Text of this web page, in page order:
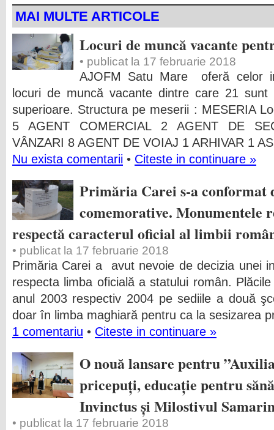
MAI MULTE ARTICOLE
Locuri de muncă vacante
• publicat la 17 februarie 2018
AJOFM Satu Mare oferă celor
locuri de muncă vacante dintre care 21 sunt
superioare. Structura pe meserii : MESERIA
5 AGENT COMERCIAL 2 AGENT DE
VÂNZARI 8 AGENT DE VOIAJ 1 ARHIVAR 1
Nu exista comentarii • Citeste in continuare »
Primăria Carei s-a
comemorative. Monumentele
respectă caracterul oficial al limbii
• publicat la 17 februarie 2018
Primăria Carei a avut nevoie de decizia unei
respecta limba oficială a statului român.
anul 2003 respectiv 2004 pe sediile a două
doar în limba maghiară pentru ca la sesizarea
1 comentariu • Citeste in continuare »
O nouă lansare pentru
pricepuți, educație pentru
Invinctus și Milostivul
• publicat la 17 februarie 2018